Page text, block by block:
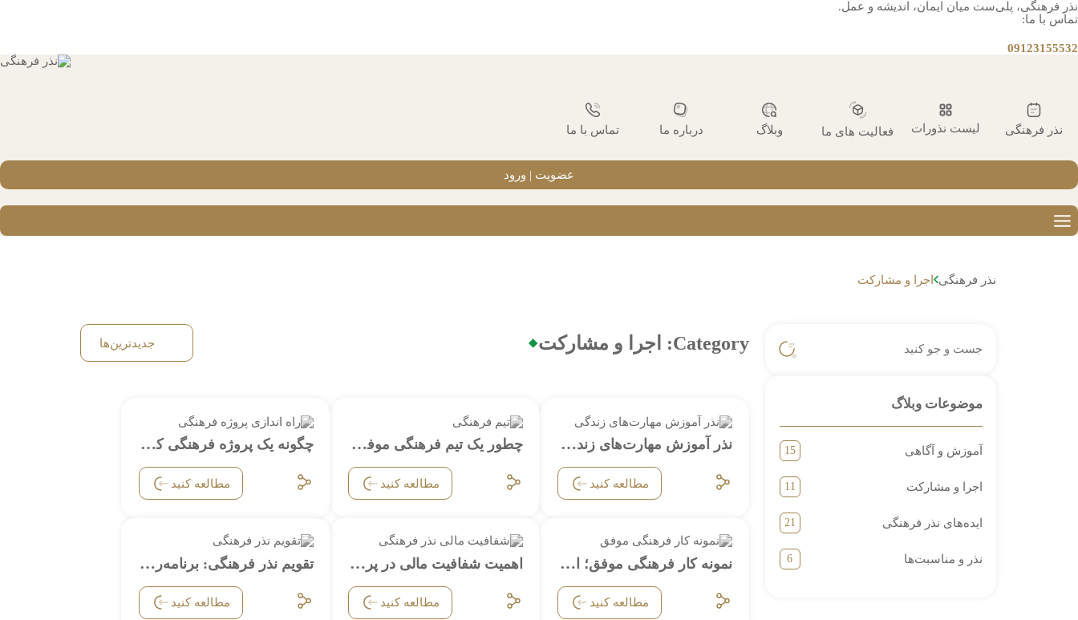
نذر فرهنگی، پلی‌ست میان ایمان، اندیشه و عمل.
تماس با ما:
09123155532
نذر فرهنگی لیست نذورات فعالیت های ما وبلاگ درباره ما تماس با ما
عضویت | ورود
نذر فرهنگی اجرا و مشارکت
موضوعات وبلاگ
آموزش و آگاهی 15
اجرا و مشارکت 11
ایده‌های نذر فرهنگی 21
نذر و مناسبت‌ها 6
Category: اجرا و مشارکت جدیدترین‌ها
نذر آموزش مهارت‌های زندگی؛ نذری ماندگار برای ساختن جامعه‌ای بهتر
مطالعه کنید
چطور یک تیم فرهنگی موفق و ماندگار تشکیل دهیم؟
مطالعه کنید
چگونه یک پروژه فرهنگی کوچک را شروع کنیم؟
مطالعه کنید
نمونه کار فرهنگی موفق؛ ایده‌هایی که واقعاً اثر گذاشتند
مطالعه کنید
اهمیت شفافیت مالی در پروژه‌های نذر فرهنگی برای افزایش اعتماد
مطالعه کنید
تقویم نذر فرهنگی: برنامه‌ریزی سالانه
مطالعه کنید